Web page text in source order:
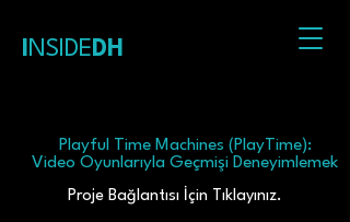
NSIDE DH
Playful Time Machines (PlayTime):
Video Oyunlarıyla Geçmişi Deneyimlemek
Proje Bağlantısı İçin Tıklayınız.